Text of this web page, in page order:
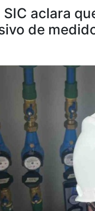
SIC aclara
de